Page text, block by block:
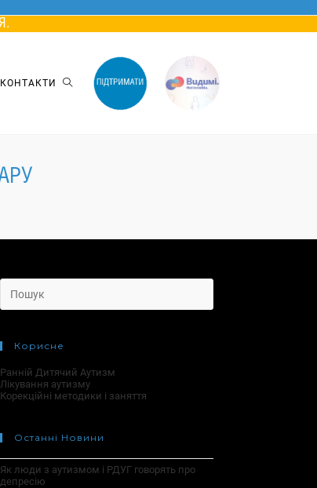
КОНТАКТИ
Search
for:
Корисне
Ранній Дитячий Аутизм
Лікування аутизму
Корекційні методики і заняття
Останні Новини
Як люди з аутизмом і РДУГ говорять про
депресію